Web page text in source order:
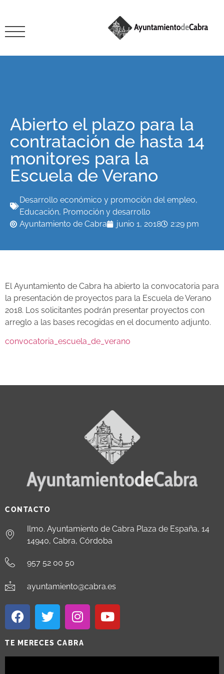
Abierto el plazo para la
contratación de hasta 14
monitores para la
Escuela de Verano
Desarrollo económico y promoción del empleo,
Educación, Promoción y desarrollo
Ayuntamiento de Cabra
junio 1, 2018 2:29 pm
El Ayuntamiento de Cabra ha abierto la convocatoria para
la presentación de proyectos para la Escuela de Verano
2018. Los solicitantes podrán presentar proyectos con
arreglo a las bases recogidas en el documento adjunto.
convocatoria_escuela_de_verano
CONTACTO
Ilmo. Ayuntamiento de Cabra Plaza de España, 14
14940, Cabra, Córdoba
957 52 00 50
ayuntamiento@cabra.es
TE MERECES CABRA